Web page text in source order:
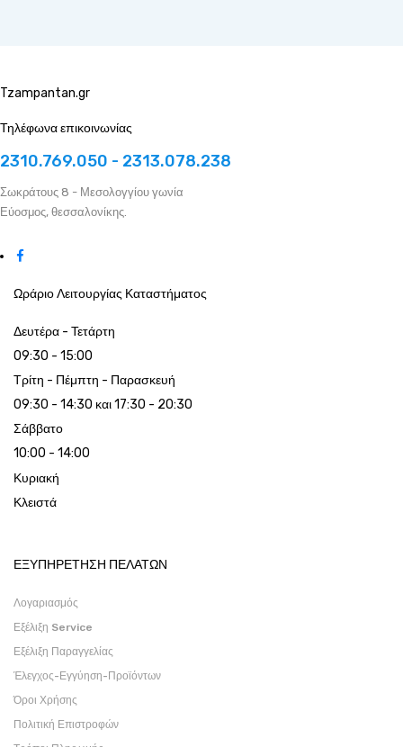
Tzampantan.gr
Τηλέφωνα επικοινωνίας
2310.769.050 - 2313.078.238
Σωκράτους 8 - Μεσολογγίου γωνία
Εύοσμος, θεσσαλονίκης.
Ωράριο Λειτουργίας Καταστήματος
Δευτέρα - Τετάρτη
09:30 - 15:00
Τρίτη - Πέμπτη - Παρασκευή
09:30 - 14:30 και 17:30 - 20:30
Σάββατο
10:00 - 14:00
Κυριακή
Κλειστά
ΕΞΥΠΗΡΕΤΗΣΗ ΠΕΛΑΤΩΝ
Λογαριασμός
Εξέλιξη Service
Εξέλιξη Παραγγελίας
Έλεγχος-Εγγύηση-Προϊόντων
Όροι Χρήσης
Πολιτική Επιστροφών